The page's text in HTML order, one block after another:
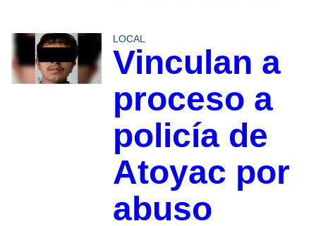
LOCAL
Vinculan a
proceso a
policía de
Atoyac por
abuso